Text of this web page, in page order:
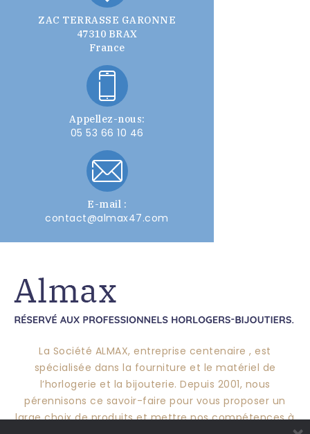
ZAC TERRASSE GARONNE
47310 BRAX
France
Appellez-nous:
05 53 66 10 46
E-mail :
contact@almax47.com
La Société ALMAX, entreprise centenaire , est
spécialisée dans la fourniture et le matériel de
l’horlogerie et la bijouterie. Depuis 2001, nous
pérennisons ce savoir-faire pour vous proposer un
large choix de produits et mettre nos compétences à